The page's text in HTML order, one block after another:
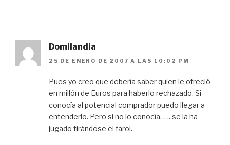
Domilandia
25 DE ENERO DE 2007 A LAS 10:02 PM
Pues yo creo que debería saber quien le ofreció
en millón de Euros para haberlo rechazado. Si
conocía al potencial comprador puedo llegar a
entenderlo. Pero si no lo conocía, …. se la ha
jugado tirándose el farol.